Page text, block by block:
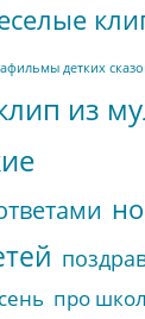
детких
из
про